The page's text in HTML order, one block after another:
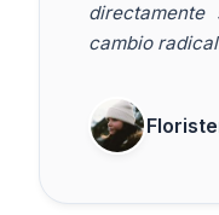
cambio